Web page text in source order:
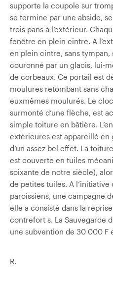
supporte la coupole sur
se termine par une abside,
trois pans à l’extérieur.
fenêtre en plein cintre. A
en plein cintre, sans tympan,
couronné par un glacis, lui-
de corbeaux. Ce portail est
moulures retombant sans
eux­mêmes moulurés. Le
surmonté d’une flèche, est
simple toiture en bâtière.
extérieures est appareillé en
d’un assez bel effet. La
est couverte en tuiles
soixante de notre siècle),
de petites tuiles. A
paroissiens, une campagne
elle a consisté dans la
contrefort s. La Sauvegarde
une subvention de 30 000 F
R.